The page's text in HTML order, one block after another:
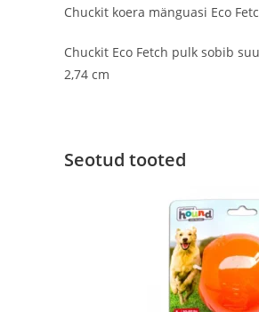
Chuckit koera mänguasi Eco
Chuckit Eco Fetch pulk sobib
2,74 cm
Seotud tooted